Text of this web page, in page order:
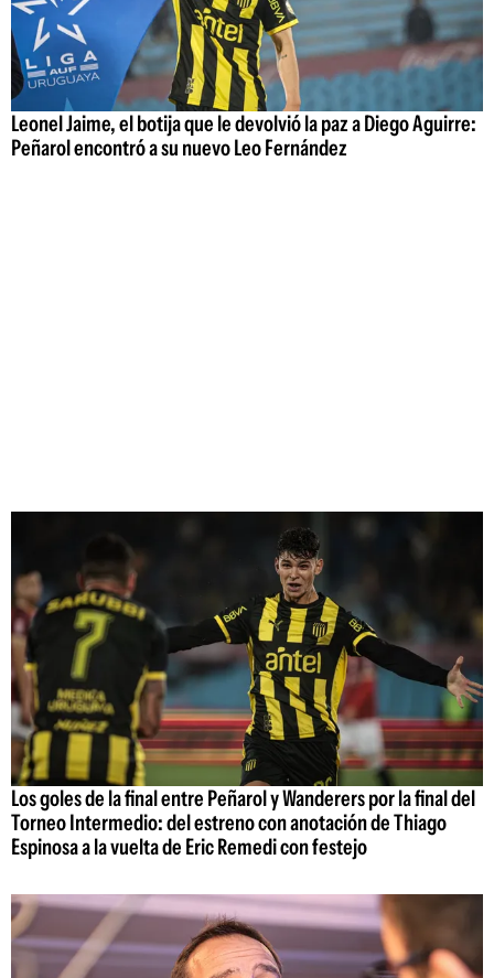
Leonel Jaime, el botija que le devolvió la paz a Diego Aguirre:
Peñarol encontró a su nuevo Leo Fernández
Los goles de la final entre Peñarol y Wanderers por la final del
Torneo Intermedio: del estreno con anotación de Thiago
Espinosa a la vuelta de Eric Remedi con festejo